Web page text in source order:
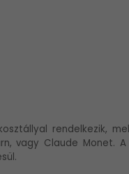
rendelkezik,
vagy Claude Monet.